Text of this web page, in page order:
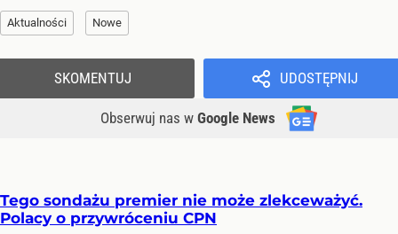
Aktualności Nowe
UDOSTĘPNIJ
Obserwuj nas w Google News
SKOMENTUJ
Tego sondażu premier nie może zlekceważyć.
Polacy o przywróceniu CPN